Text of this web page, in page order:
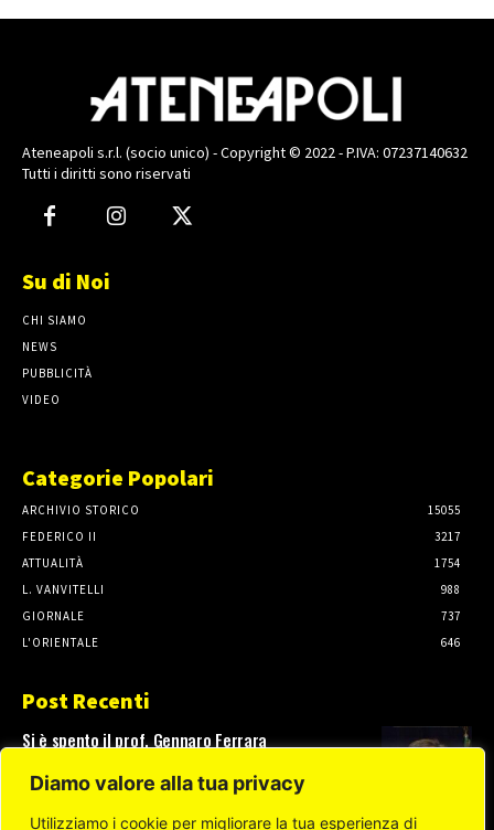
Diamo valore alla tua privacy
Utilizziamo i cookie per migliorare la tua esperienza di
Ateneapoli s.r.l. (socio unico) - Copyright © 2022 - P.IVA: 07237140632
Tutti i diritti sono riservati
Su di Noi
CHI SIAMO
NEWS
PUBBLICITÀ
VIDEO
Categorie Popolari
ARCHIVIO STORICO
15055
FEDERICO II
3217
ATTUALITÀ
1754
L. VANVITELLI
988
GIORNALE
737
L'ORIENTALE
646
Post Recenti
Si è spento il prof. Gennaro Ferrara